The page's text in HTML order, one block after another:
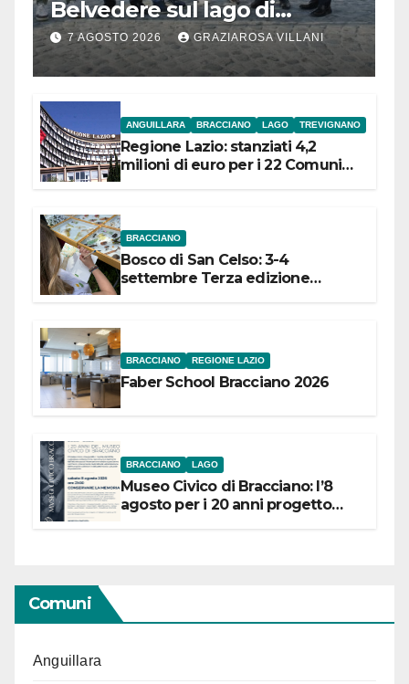
Belvedere sul lago di
Bracciano: ieri
l’inaugurazione
7 AGOSTO 2026 GRAZIAROSA VILLANI
ANGUILLARA BRACCIANO LAGO TREVIGNANO
Regione Lazio: stanziati 4,2
milioni di euro per i 22 Comuni
BRACCIANO
Bosco di San Celso: 3-4
settembre Terza edizione
BRACCIANO REGIONE LAZIO
Faber School Bracciano 2026
BRACCIANO LAGO
Museo Civico di Bracciano: l’8
agosto per i 20 anni progetto
Comuni
Anguillara